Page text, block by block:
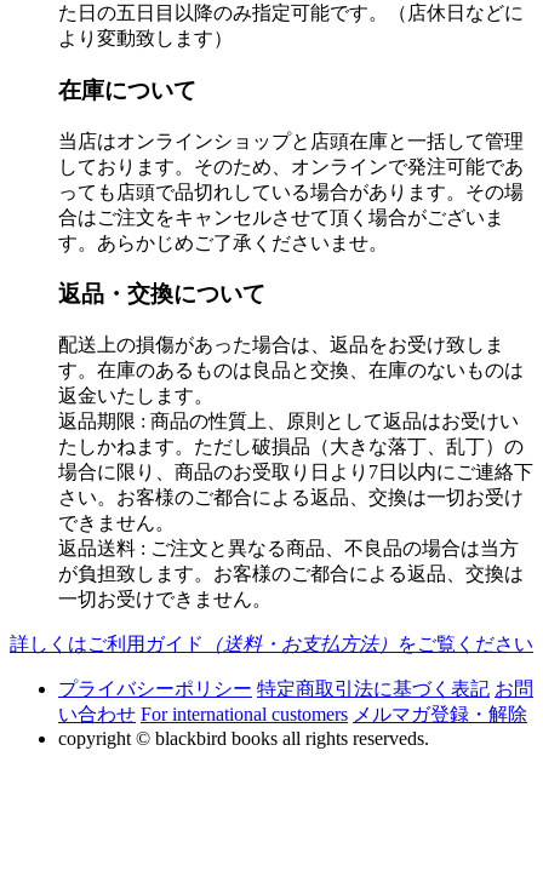
た日の五日目以降のみ指定可能です。（店休日などに
より変動致します）
在庫について
当店はオンラインショップと店頭在庫と一括して管理
しております。そのため、オンラインで発注可能であ
っても店頭で品切れしている場合があります。その場
合はご注文をキャンセルさせて頂く場合がございま
す。あらかじめご了承くださいませ。
返品・交換について
配送上の損傷があった場合は、返品をお受け致しま
す。在庫のあるものは良品と交換、在庫のないものは
返金いたします。
返品期限 : 商品の性質上、原則として返品はお受けい
たしかねます。ただし破損品（大きな落丁、乱丁）の
場合に限り、商品のお受取り日より7日以内にご連絡下
さい。お客様のご都合による返品、交換は一切お受け
できません。
返品送料 : ご注文と異なる商品、不良品の場合は当方
が負担致します。お客様のご都合による返品、交換は
一切お受けできません。
詳しくはご利用ガイド （送料・お支払方法） をご覧ください
プライバシーポリシー 特定商取引法に基づく表記 お問
い合わせ For international customers メルマガ登録・解除
copyright © blackbird books all rights reserveds.